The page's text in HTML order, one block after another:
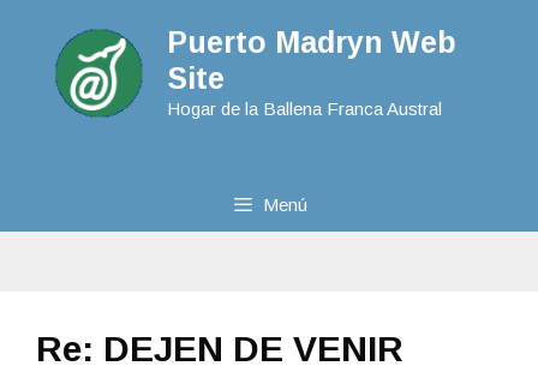
Puerto Madryn Web
Site
Hogar de la Ballena Franca Austral
Menú
Re: DEJEN DE VENIR